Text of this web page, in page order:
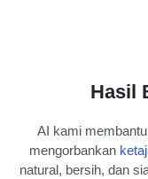
Hasil
AI kami
mengorbankan
natural, bersih, dan